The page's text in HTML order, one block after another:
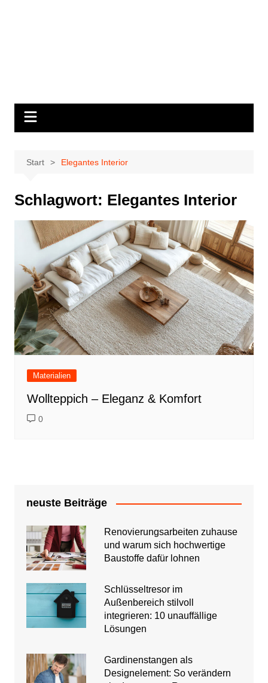
Start Elegantes Interior
Schlagwort: Elegantes Interior
Materialien
Wollteppich – Eleganz & Komfort
0
neuste Beiträge
Renovierungsarbeiten zuhause
und warum sich hochwertige
Baustoffe dafür lohnen
Schlüsseltresor im
Außenbereich stilvoll
integrieren: 10 unauffällige
Lösungen
Gardinenstangen als
Designelement: So verändern